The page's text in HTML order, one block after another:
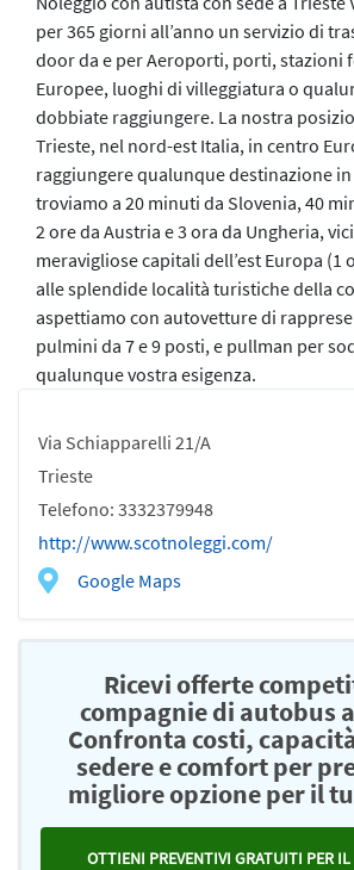
Via Schiapparelli 21/A
Trieste
Telefono: 3332379948
http://www.scotnoleggi.com/
Google Maps
per 365 giorni all’anno un servizio di
door da e per Aeroporti, porti, stazioni
Europee, luoghi di villeggiatura o
dobbiate raggiungere. La nostra
Trieste, nel nord-est Italia, in centro
raggiungere qualunque destinazione
troviamo a 20 minuti da Slovenia, 40
2 ore da Austria e 3 ora da Ungheria,
meravigliose capitali dell’est Europa (1
alle splendide località turistiche della
aspettiamo con autovetture di
pulmini da 7 e 9 posti, e pullman per
qualunque vostra esigenza.
Ricevi offerte
compagnie di autobus
Confronta costi,
sedere e comfort per
migliore opzione per il
OTTIENI PREVENTIVI GRATUITI PER